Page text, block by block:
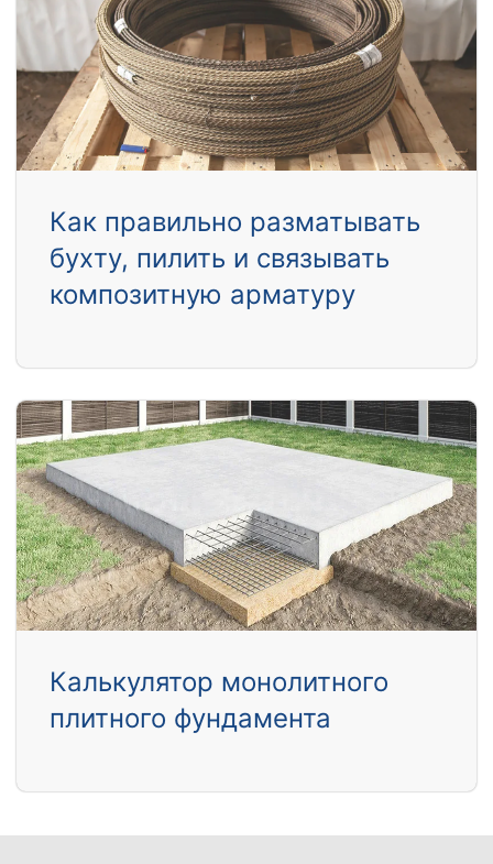
Как правильно разматывать
бухту, пилить и связывать
композитную арматуру
Калькулятор монолитного
плитного фундамента